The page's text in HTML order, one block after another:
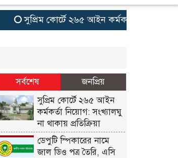
সুপ্রিম কোর্টে ২৬৫ আইন কর্মকর্তা নিয়োগ:
সর্বশেষ
জনপ্রিয়
সুপ্রিম কোর্টে ২৬৫ আইন
কর্মকর্তা নিয়োগ: সংখ্যালঘু
না থাকায় প্রতিক্রিয়া
ডেপুটি স্পিকারের নামে
জাল ডিও পত্র তৈরি, এসি